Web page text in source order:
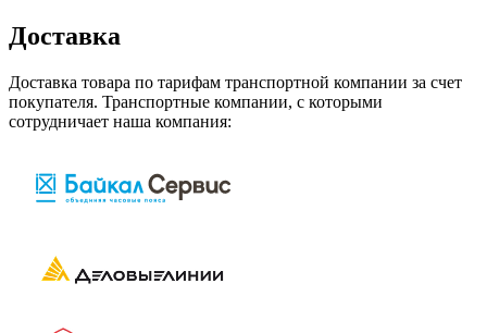
Доставка
Доставка товара по тарифам транспортной компании за счет
покупателя. Транспортные компании, с которыми
сотрудничает наша компания: